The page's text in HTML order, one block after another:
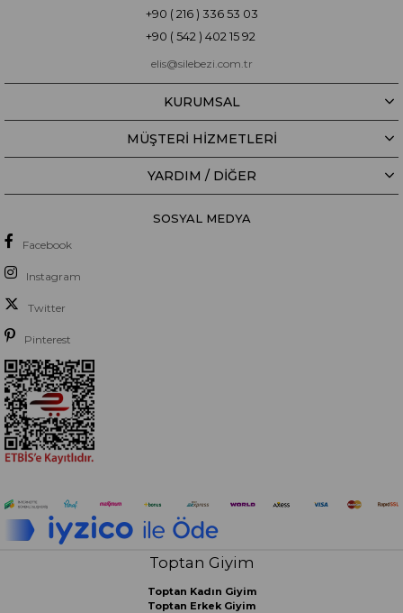
+90 ( 216 ) 336 53 03
+90 ( 542 ) 402 15 92
elis@silebezi.com.tr
KURUMSAL
MÜŞTERİ HİZMETLERİ
YARDIM / DIĞER
SOSYAL MEDYA
Facebook
Instagram
Twitter
Pinterest
Toptan Giyim
Toptan Kadın Giyim
Toptan Erkek Giyim